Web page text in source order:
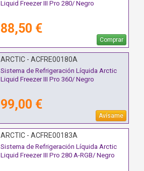
Liquid Freezer III Pro 280/ Negro
88,50 €
Comprar
ARCTIC - ACFRE00180A
Sistema de Refrigeración Líquida Arctic
Liquid Freezer III Pro 360/ Negro
99,00 €
Avísame
ARCTIC - ACFRE00183A
Sistema de Refrigeración Líquida Arctic
Liquid Freezer III Pro 280 A-RGB/ Negro